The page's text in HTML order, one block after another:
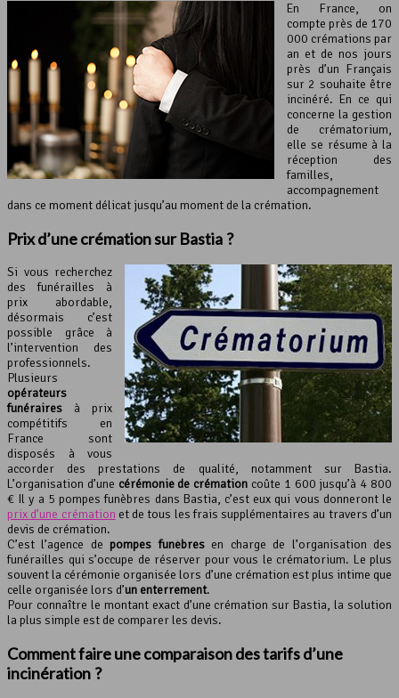
En France, on
compte près de 170
000 crémations par
an et de nos jours
près d’un Français
sur 2 souhaite être
incinéré. En ce qui
concerne la gestion
de crématorium,
elle se résume à la
réception des
familles,
accompagnement
dans ce moment délicat jusqu’au moment de la crémation.
Prix d’une crémation sur Bastia ?
Si vous recherchez
des funérailles à
prix abordable,
désormais c’est
possible grâce à
l’intervention des
professionnels.
Plusieurs
opérateurs
funéraires à prix
compétitifs en
France sont
disposés à vous
accorder des prestations de qualité, notamment sur Bastia.
L’organisation d’une cérémonie de crémation coûte 1 600 jusqu’à 4 800
€ Il y a 5 pompes funèbres dans Bastia, c’est eux qui vous donneront le
prix d’une crémation et de tous les frais supplémentaires au travers d’un
devis de crémation.
C’est l’agence de pompes funèbresen charge de l’organisation des
funérailles qui s’occupe de réserver pour vous le crématorium. Le plus
souvent la cérémonie organisée lors d’une crémation est plus intime que
celle organisée lors d’un enterrement.
Pour connaître le montant exact d’une crémation sur Bastia, la solution
la plus simple est de comparer les devis.
Comment faire une comparaison des tarifs d’une
incinération ?